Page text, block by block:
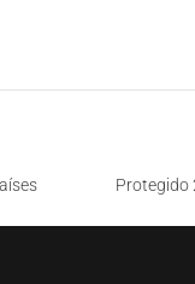
Protegido